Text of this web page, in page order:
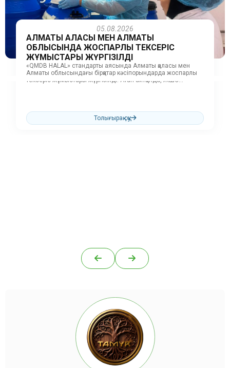
05.08.2026
АЛМАТЫ ҚАЛАСЫ МЕН АЛМАТЫ
ОБЛЫСЫНДА ЖОСПАРЛЫ ТЕКСЕРІС
ЖҰМЫСТАРЫ ЖҮРГІЗІЛДІ
«QMDB HALAL» стандарты аясында Алматы қаласы мен
Алматы облысындағы бірқатар кәсіпорындарда жоспарлы
тексеріс жұмыстары жүргізілді. Атап айтқанда, ЖШС
Толығырақ оқу